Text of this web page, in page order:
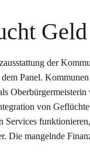
Geld
der
Panel.
von
Services
Die mangelnde